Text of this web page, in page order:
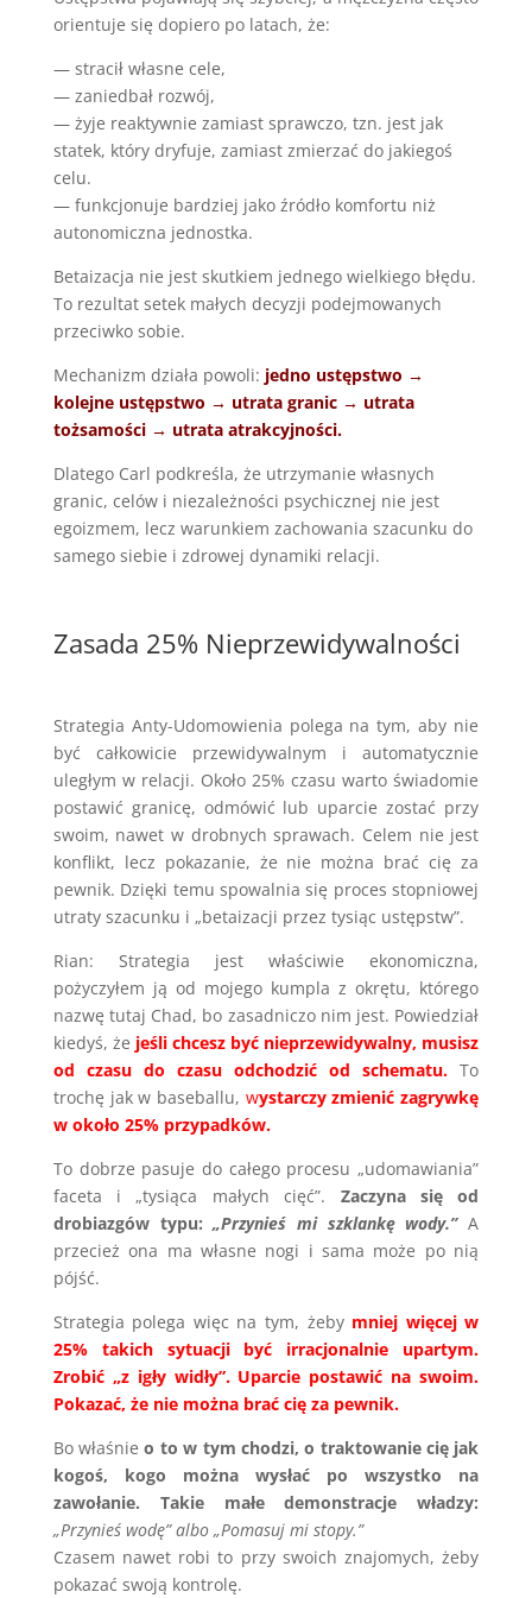
orientuje się dopiero po latach, że:
— stracił własne cele,
— zaniedbał rozwój,
— żyje reaktywnie zamiast sprawczo, tzn. jest jak
statek, który dryfuje, zamiast zmierzać do jakiegoś
celu.
— funkcjonuje bardziej jako źródło komfortu niż
autonomiczna jednostka.
Betaizacja nie jest skutkiem jednego wielkiego błędu.
To rezultat setek małych decyzji podejmowanych
przeciwko sobie.
Mechanizm działa powoli: jedno ustępstwo →
kolejne ustępstwo → utrata granic → utrata
tożsamości → utrata atrakcyjności.
Dlatego Carl podkreśla, że utrzymanie własnych
granic, celów i niezależności psychicznej nie jest
egoizmem, lecz warunkiem zachowania szacunku do
samego siebie i zdrowej dynamiki relacji.
Zasada 25% Nieprzewidywalności
Strategia Anty-Udomowienia polega na tym, aby nie
być całkowicie przewidywalnym i automatycznie
uległym w relacji. Około 25% czasu warto świadomie
postawić granicę, odmówić lub uparcie zostać przy
swoim, nawet w drobnych sprawach. Celem nie jest
konflikt, lecz pokazanie, że nie można brać cię za
pewnik. Dzięki temu spowalnia się proces stopniowej
utraty szacunku i „betaizacji przez tysiąc ustępstw”.
Rian: Strategia jest właściwie ekonomiczna,
pożyczyłem ją od mojego kumpla z okrętu, którego
nazwę tutaj Chad, bo zasadniczo nim jest. Powiedział
kiedyś, że jeśli chcesz być nieprzewidywalny, musisz
od czasu do czasu odchodzić od schematu. To
trochę jak w baseballu, wystarczy zmienić zagrywkę
w około 25% przypadków.
To dobrze pasuje do całego procesu „udomawiania”
faceta i „tysiąca małych cięć”. Zaczyna się od
drobiazgów typu:„Przynieś mi szklankę wody.”A
przecież ona ma własne nogi i sama może po nią
pójść.
Strategia polega więc na tym, żeby mniej więcej w
25% takich sytuacji być irracjonalnie upartym.
Zrobić „z igły widły”. Uparcie postawić na swoim.
Pokazać, że nie można brać cię za pewnik.
Bo właśnieo to w tym chodzi, o traktowanie cię jak
kogoś, kogo można wysłać po wszystko na
zawołanie.
Takie małe demonstracje władzy:
„Przynieś wodę” albo „Pomasuj mi stopy.”
Czasem nawet robi to przy swoich znajomych, żeby
pokazać swoją kontrolę.